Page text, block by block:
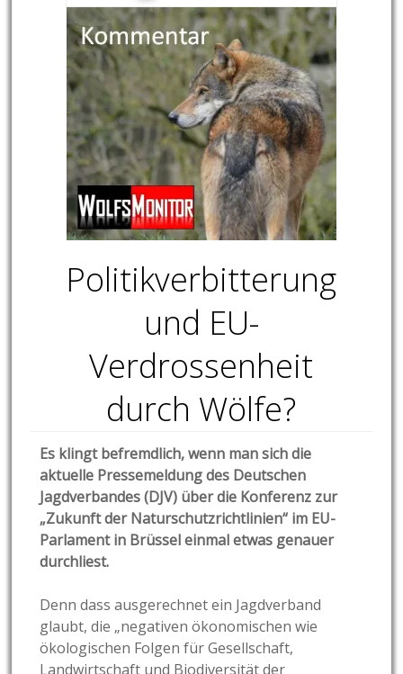
Politikverbitterung
und EU-
Verdrossenheit
durch Wölfe?
Es klingt befremdlich, wenn man sich die
aktuelle Pressemeldung des Deutschen
Jagdverbandes (DJV) über die Konferenz zur
„Zukunft der Naturschutzrichtlinien“ im EU-
Parlament in Brüssel einmal etwas genauer
durchliest.
Denn dass ausgerechnet ein Jagdverband
glaubt, die „negativen ökonomischen wie
ökologischen Folgen für Gesellschaft,
Landwirtschaft und Biodiversität der